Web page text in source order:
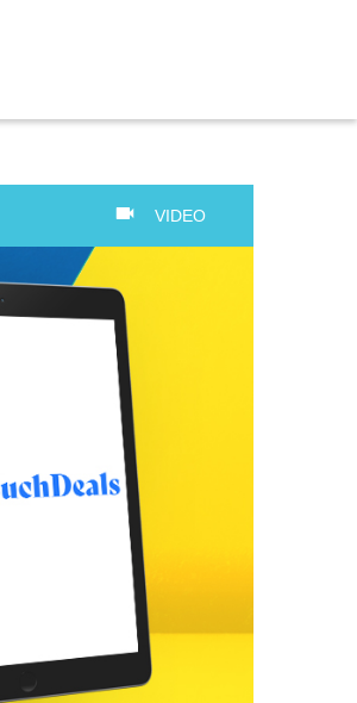
VIDEO